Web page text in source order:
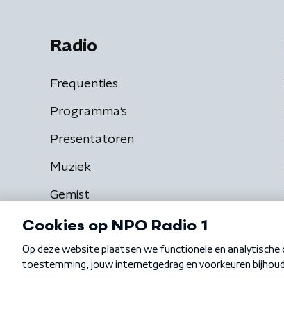
Radio
Frequenties
Programma's
Presentatoren
Muziek
Gemist
Algemene voorwaarden Privacybeleid